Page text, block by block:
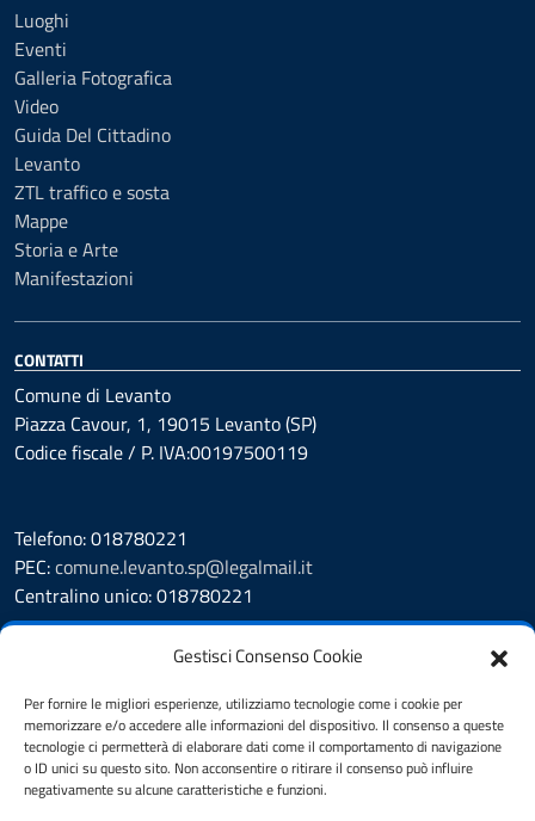
Gestisci Consenso Cookie
Per fornire le migliori esperienze, utilizziamo tecnologie come i cookie per
memorizzare e/o accedere alle informazioni del dispositivo. Il consenso a queste
tecnologie ci permetterà di elaborare dati come il comportamento di navigazione
o ID unici su questo sito. Non acconsentire o ritirare il consenso può influire
negativamente su alcune caratteristiche e funzioni.
Luoghi
Eventi
Galleria Fotografica
Video
Guida Del Cittadino
Levanto
ZTL traffico e sosta
Mappe
Storia e Arte
Manifestazioni
CONTATTI
Comune di Levanto
Piazza Cavour, 1, 19015 Levanto (SP)
Codice fiscale / P. IVA:00197500119
Telefono: 018780221
PEC:comune.levanto.sp@legalmail.it
Centralino unico: 018780221
Prenotazione appuntamento
Segnalazione disservizio
Whistleblowing
Amministrazione Trasparente
Albo Pretorio